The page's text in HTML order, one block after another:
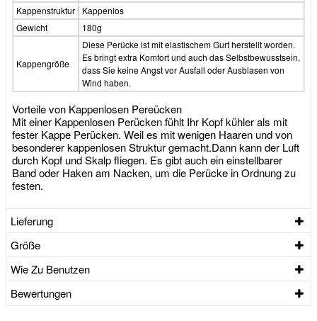
Kappenstruktur
Kappenlos
Gewicht
180g
Kappengröße
Diese Perücke ist mit elastischem Gurt herstellt worden.
Es bringt extra Komfort und auch das Selbstbewusstsein,
dass Sie keine Angst vor Ausfall oder Ausblasen von
Wind haben.
Vorteile von Kappenlosen Pereücken
Mit einer Kappenlosen Perücken fühlt Ihr Kopf kühler als mit
fester Kappe Perücken. Weil es mit wenigen Haaren und von
besonderer kappenlosen Struktur gemacht.Dann kann der Luft
durch Kopf und Skalp fliegen. Es gibt auch ein einstellbarer
Band oder Haken am Nacken, um die Perücke in Ordnung zu
festen.
Lieferung
Größe
Wie Zu Benutzen
Bewertungen